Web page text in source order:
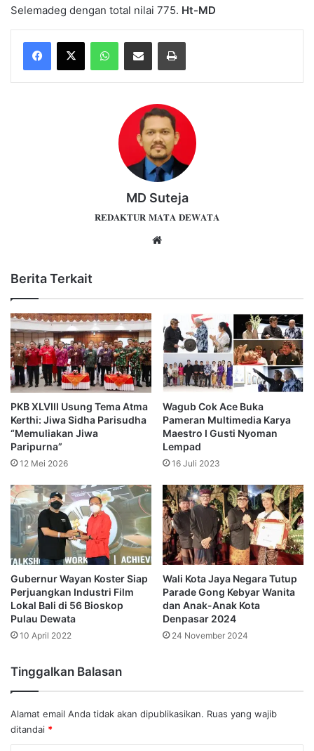
Selemadeg dengan total nilai 775. Ht-MD
WhatsAppShare via Email Print
MD Suteja
𝐑𝐄𝐃𝐀𝐊𝐓𝐔𝐑 𝐌𝐀𝐓𝐀 𝐃𝐄𝐖𝐀𝐓𝐀
Berita Terkait
PKB XLVIII Usung Tema Atma
Kerthi: Jiwa Sidha Parisudha
“Memuliakan Jiwa
Paripurna”
12 Mei 2026
Wagub Cok Ace Buka
Pameran Multimedia Karya
Maestro I Gusti Nyoman
Lempad
16 Juli 2023
Gubernur Wayan Koster Siap
Perjuangkan Industri Film
Lokal Bali di 56 Bioskop
Pulau Dewata
10 April 2022
Wali Kota Jaya Negara Tutup
Parade Gong Kebyar Wanita
dan Anak-Anak Kota
Denpasar 2024
24 November 2024
Tinggalkan Balasan
Alamat email Anda tidak akan dipublikasikan. Ruas yang wajib
ditandai *